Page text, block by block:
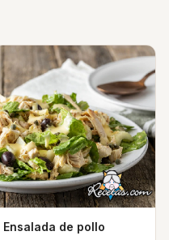
Ensalada de pollo